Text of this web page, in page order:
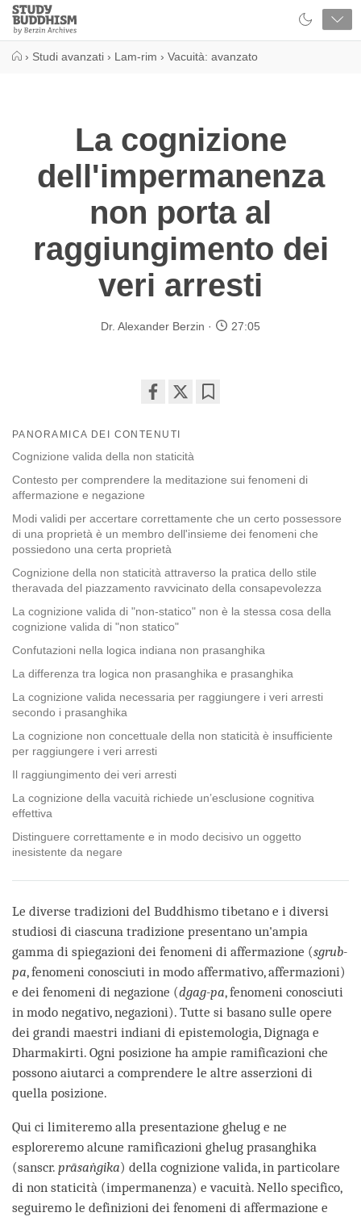
Close
Study
Buddhism
› Studi avanzati › Lam-rim › Vacuità: avanzato
La cognizione
dell'impermanenza
non porta al
raggiungimento dei
veri arresti
Dr. Alexander Berzin 27:05
on
facebook
PANORAMICA DEI CONTENUTI
Cognizione valida della non staticità
Contesto per comprendere la meditazione sui fenomeni di
affermazione e negazione
Modi validi per accertare correttamente che un certo possessore
di una proprietà è un membro dell'insieme dei fenomeni che
possiedono una certa proprietà
Cognizione della non staticità attraverso la pratica dello stile
theravada del piazzamento ravvicinato della consapevolezza
La cognizione valida di "non-statico" non è la stessa cosa della
cognizione valida di "non statico"
Confutazioni nella logica indiana non prasanghika
La differenza tra logica non prasanghika e prasanghika
La cognizione valida necessaria per raggiungere i veri arresti
secondo i prasanghika
La cognizione non concettuale della non staticità è insufficiente
per raggiungere i veri arresti
Il raggiungimento dei veri arresti
La cognizione della vacuità richiede un’esclusione cognitiva
effettiva
Distinguere correttamente e in modo decisivo un oggetto
inesistente da negare
Le diverse tradizioni del Buddhismo tibetano e i diversi
studiosi di ciascuna tradizione presentano un'ampia
gamma di spiegazioni dei fenomeni di affermazione (sgrub-
pa, fenomeni conosciuti in modo affermativo, affermazioni)
e dei fenomeni di negazione (dgag-pa, fenomeni conosciuti
in modo negativo, negazioni). Tutte si basano sulle opere
dei grandi maestri indiani di epistemologia, Dignaga e
Dharmakirti. Ogni posizione ha ampie ramificazioni che
possono aiutarci a comprendere le altre asserzioni di
quella posizione.
Qui ci limiteremo alla presentazione ghelug e ne
esploreremo alcune ramificazioni ghelug prasanghika
(sanscr. prāsaṅgika) della cognizione valida, in particolare
di non staticità (impermanenza) e vacuità. Nello specifico,
seguiremo le definizioni dei fenomeni di affermazione e